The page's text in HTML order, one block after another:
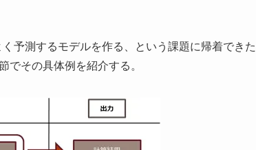
予測するモデルを作る、という課題に帰着できた
でその具体例を紹介する。